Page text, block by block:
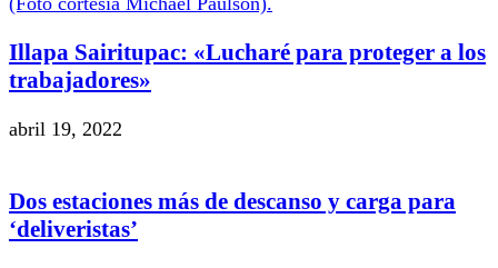
Illapa Sairitupac: «Lucharé para proteger a los
trabajadores»
abril 19, 2022
Dos estaciones más de descanso y carga para
‘deliveristas’